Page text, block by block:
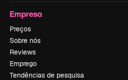
Empresa
Preços
Sobre nós
Reviews
Emprego
Tendências de pesquisa